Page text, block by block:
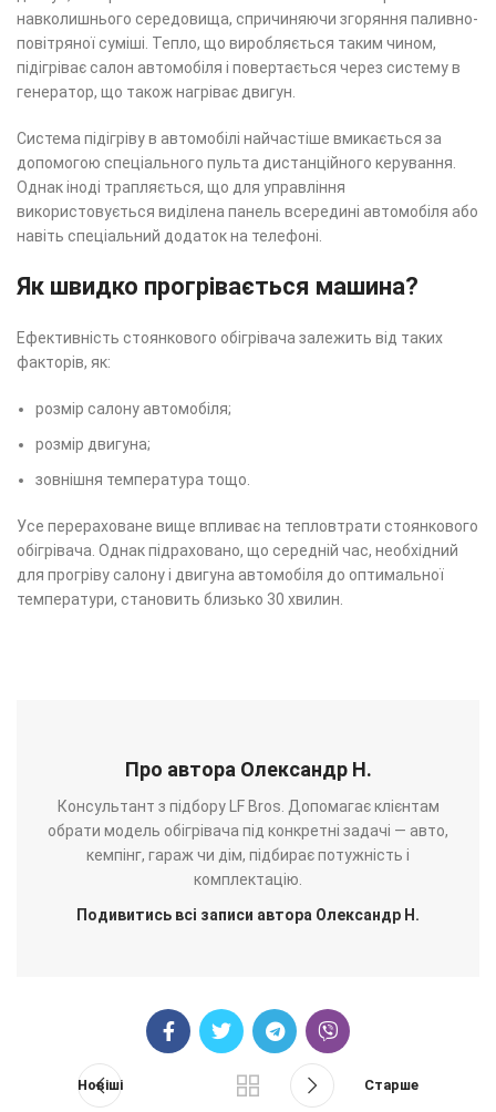
навколишнього середовища, спричиняючи згоряння паливно-
повітряної суміші. Тепло, що виробляється таким чином,
підігріває салон автомобіля і повертається через систему в
генератор, що також нагріває двигун.
Система підігріву в автомобілі найчастіше вмикається за
допомогою спеціального пульта дистанційного керування.
Однак іноді трапляється, що для управління
використовується виділена панель всередині автомобіля або
навіть спеціальний додаток на телефоні.
Як швидко прогрівається машина?
Ефективність стоянкового обігрівача залежить від таких
факторів, як:
розмір салону автомобіля;
розмір двигуна;
зовнішня температура тощо.
Усе перераховане вище впливає на тепловтрати стоянкового
обігрівача. Однак підраховано, що середній час, необхідний
для прогріву салону і двигуна автомобіля до оптимальної
температури, становить близько 30 хвилин.
Про автора Олександр Н.
Консультант з підбору LF Bros. Допомагає клієнтам
обрати модель обігрівача під конкретні задачі — авто,
кемпінг, гараж чи дім, підбирає потужність і
комплектацію.
Подивитись всі записи автора Олександр Н.
Новіші Старше